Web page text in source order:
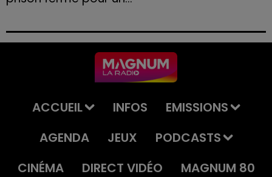
permis et la confiscation de son véhicule.
ACCUEIL INFOS
EMISSIONS
AGENDA
JEUX
PODCASTS
CINÉMA
DIRECT VIDÉO
MAGNUM 80